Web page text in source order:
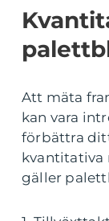
Att mäta
kan vara
förbättra
kvantitativa
gäller